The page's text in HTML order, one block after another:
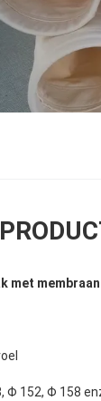
met membraan
152, Φ 158